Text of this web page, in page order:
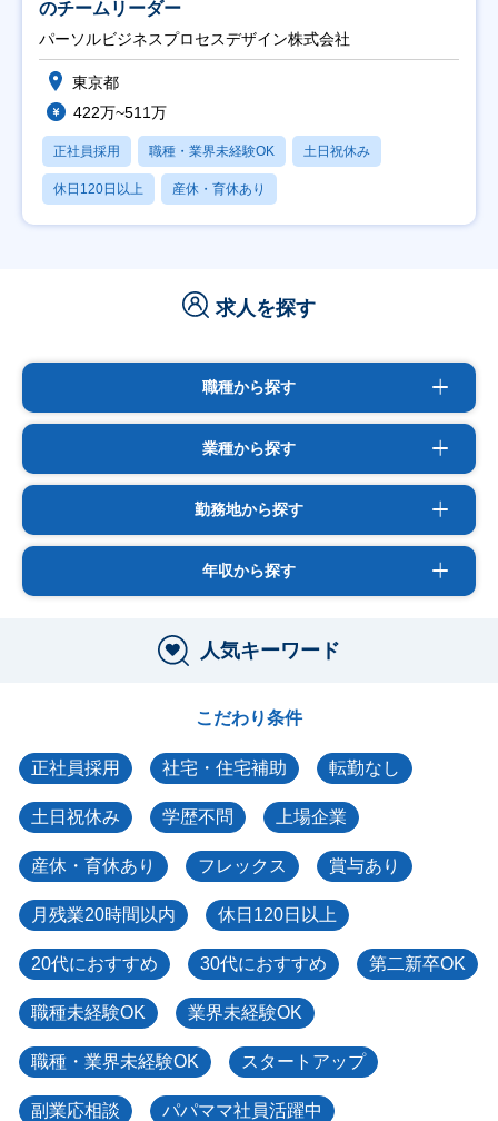
のチームリーダー
パーソルビジネスプロセスデザイン株式会社
東京都
422万~511万
正社員採用 職種・業界未経験OK 土日祝休み
休日120日以上 産休・育休あり
求人を探す
職種から探す
業種から探す
勤務地から探す
年収から探す
人気キーワード
こだわり条件
正社員採用 社宅・住宅補助 転勤なし
土日祝休み 学歴不問 上場企業
産休・育休あり フレックス 賞与あり
月残業20時間以内 休日120日以上
20代におすすめ 30代におすすめ 第二新卒OK
職種未経験OK 業界未経験OK
職種・業界未経験OK スタートアップ
副業応相談 パパママ社員活躍中